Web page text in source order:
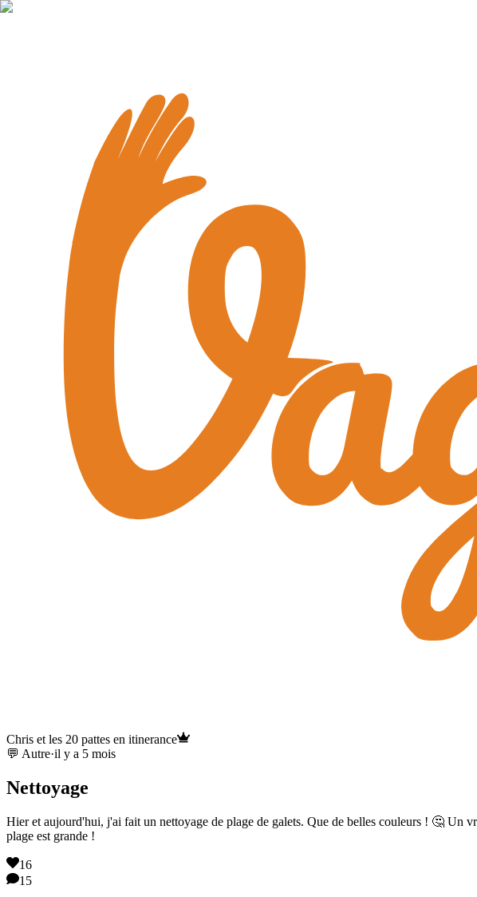
Chris et les 20 pattes en itinerance
💬 Autre·il y a 5 mois
Nettoyage
Hier et aujourd'hui, j'ai fait un nettoyage de plage de galets. Que de belles couleurs ! 🤔 Un
plage est grande !
16
15